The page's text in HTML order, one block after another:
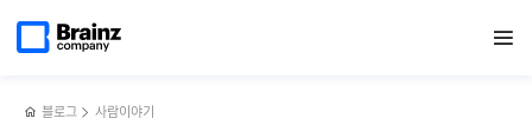
열기
페이지로
블로그 사람이야기
브레인즈컴퍼니
상생